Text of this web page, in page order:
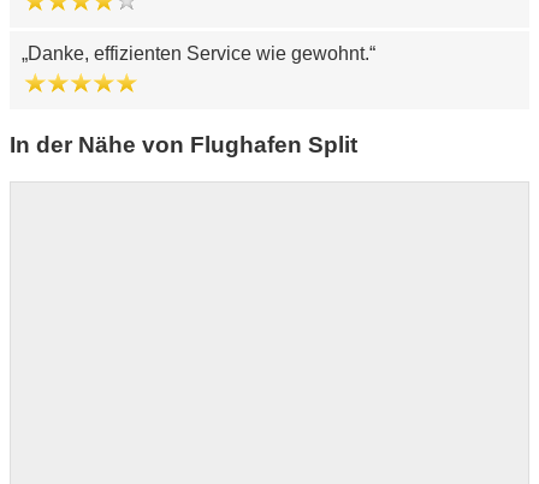
Danke, effizienten Service wie gewohnt.
In der Nähe von Flughafen Split